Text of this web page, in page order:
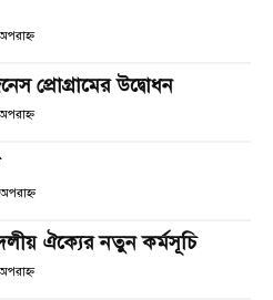
প্রোগ্রামের উদ্বোধন
ঐক্যের নতুন কর্মসূচি